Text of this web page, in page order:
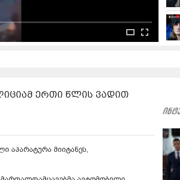
ერთი წლის ვადით
აპარატურა მიიტანეს,